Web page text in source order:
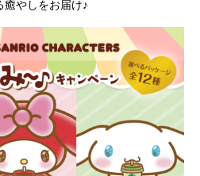
癒やしをお届け♪